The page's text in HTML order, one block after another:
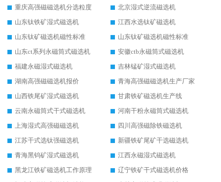
重庆高强磁磁选机分选粒度
北京湿式逆流磁选机
山东钛铁矿湿式磁选机
江西水选钛矿磁选机
山东钛矿磁选机磁性标准
山东钛矿磁选机磁性标准
山东ct系列永磁筒式磁选机
安徽ctb永磁筒式磁选机
福建永磁湿式磁选机
吉林锰矿湿式磁选机
湖南高强磁磁选机报价
青海高强磁磁选机生产厂家
山西铁尾矿湿式磁选机
甘肃铁矿磁选机生产线
云南永磁筒式干式磁选机
河南干粉永磁筒式磁选机
上海湿式高强磁磁选机
四川高强磁除铁磁选机
江苏干式选钛强磁选机
新疆铁矿尾矿干选磁选机
青海黑钨矿湿式磁选机
江西永磁湿式磁选机
黑龙江铁矿磁选机工作原理
辽宁铁矿干式磁选机价格